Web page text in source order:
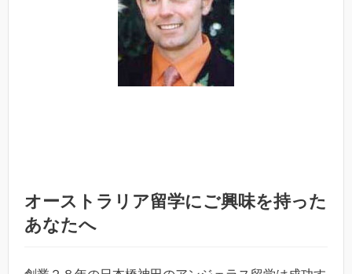
オーストラリア留学にご興味を持った
あなたへ